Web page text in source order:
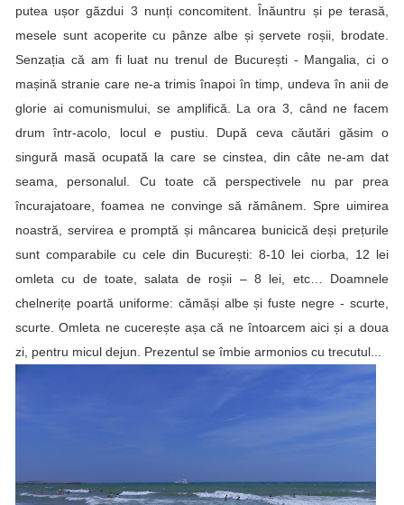
putea ușor găzdui 3 nunți concomitent. Înăuntru și pe terasă,
mesele sunt acoperite cu pânze albe și șervete roșii, brodate.
Senzația că am fi luat nu trenul de București - Mangalia, ci o
mașină stranie care ne-a trimis înapoi în timp, undeva în anii de
glorie ai comunismului, se amplifică. La ora 3, când ne facem
drum într-acolo, locul e pustiu. După ceva căutări găsim o
singură masă ocupată la care se cinstea, din câte ne-am dat
seama, personalul. Cu toate că perspectivele nu par prea
încurajatoare, foamea ne convinge să rămânem. Spre uimirea
noastră, servirea e promptă și mâncarea bunicică deși prețurile
sunt comparabile cu cele din București: 8-10 lei ciorba, 12 lei
omleta cu de toate, salata de roșii – 8 lei, etc… Doamnele
chelnerițe poartă uniforme: cămăși albe și fuste negre - scurte,
scurte. Omleta ne cucerește așa că ne întoarcem aici și a doua
zi, pentru micul dejun. Prezentul se îmbie armonios cu trecutul...